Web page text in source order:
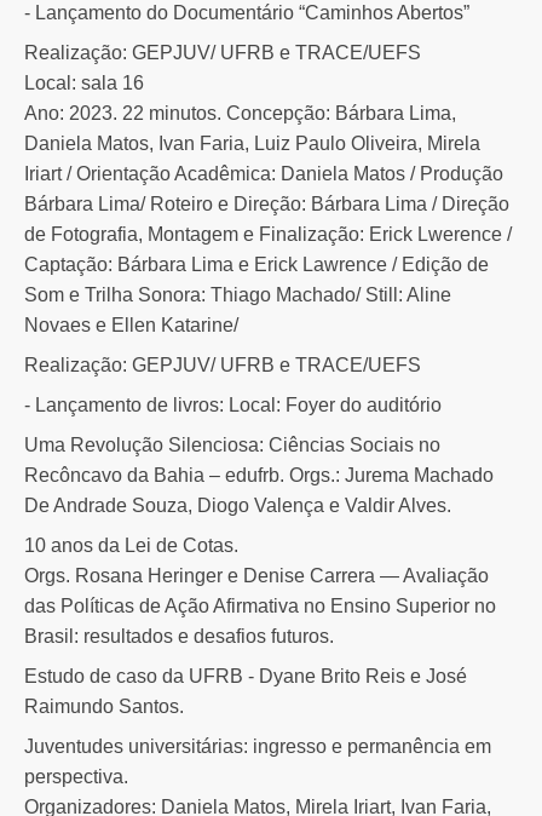
- Lançamento do Documentário “Caminhos Abertos”
Realização: GEPJUV/ UFRB e TRACE/UEFS
Local: sala 16
Ano: 2023. 22 minutos. Concepção: Bárbara Lima,
Daniela Matos, Ivan Faria, Luiz Paulo Oliveira, Mirela
Iriart / Orientação Acadêmica: Daniela Matos / Produção
Bárbara Lima/ Roteiro e Direção: Bárbara Lima / Direção
de Fotografia, Montagem e Finalização: Erick Lwerence /
Captação: Bárbara Lima e Erick Lawrence / Edição de
Som e Trilha Sonora: Thiago Machado/ Still: Aline
Novaes e Ellen Katarine/
Realização: GEPJUV/ UFRB e TRACE/UEFS
- Lançamento de livros: Local: Foyer do auditório
Uma Revolução Silenciosa: Ciências Sociais no
Recôncavo da Bahia – edufrb. Orgs.: Jurema Machado
De Andrade Souza, Diogo Valença e Valdir Alves.
10 anos da Lei de Cotas.
Orgs. Rosana Heringer e Denise Carrera — Avaliação
das Políticas de Ação Afirmativa no Ensino Superior no
Brasil: resultados e desafios futuros.
Estudo de caso da UFRB - Dyane Brito Reis e José
Raimundo Santos.
Juventudes universitárias: ingresso e permanência em
perspectiva.
Organizadores: Daniela Matos, Mirela Iriart, Ivan Faria,